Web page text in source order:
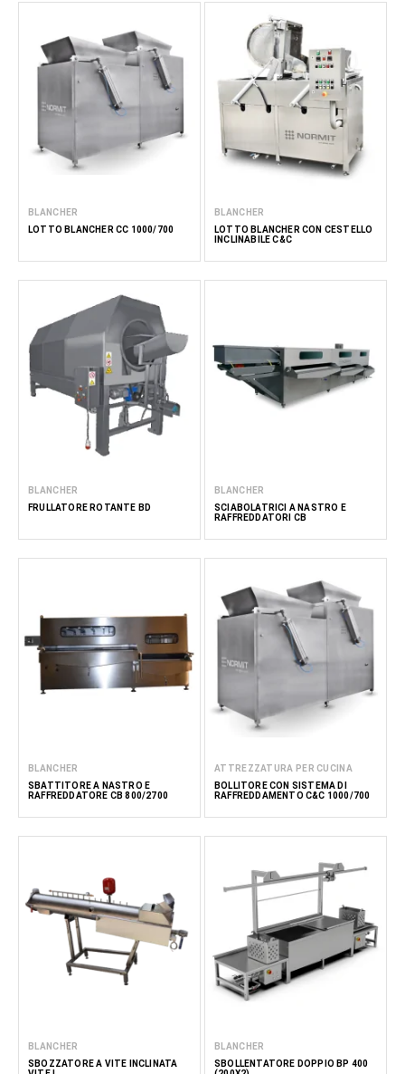
BLANCHER
LOTTO BLANCHER CC 1000/700
BLANCHER
LOTTO BLANCHER CON CESTELLO
INCLINABILE C&C
BLANCHER
FRULLATORE ROTANTE BD
BLANCHER
SCIABOLATRICI A NASTRO E
RAFFREDDATORI CB
BLANCHER
SBATTITORE A NASTRO E
RAFFREDDATORE CB 800/2700
ATTREZZATURA PER CUCINA
BOLLITORE CON SISTEMA DI
RAFFREDDAMENTO C&C 1000/700
BLANCHER
SBOZZATORE A VITE INCLINATA
BLANCHER
SBOLLENTATORE DOPPIO BP 400